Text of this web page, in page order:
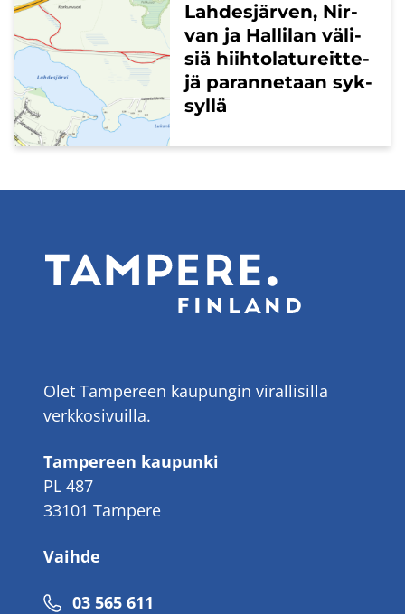
Lah­des­jär­ven, Nir­
van ja Hal­li­lan vä­li­
siä hiih­to­la­tu­reit­te­
jä pa­ran­ne­taan syk­
syl­lä
Olet Tampereen kaupungin virallisilla
verkkosivuilla.
Tampereen kaupunki
PL 487
33101 Tampere
Vaihde
Puhelinnumero
03 565 611